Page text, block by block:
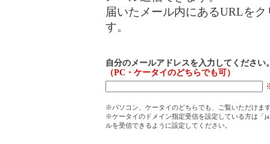
届いたメール内にあるURLを
す。
自分のメールアドレスを入力してください
（PC・ケータイのどちらでも可）
※パソコン、ケータイのどちらでも、ご覧いただけま
※ケータイのドメイン指定受信を設定している方は「
ルを受信できるように設定してください。